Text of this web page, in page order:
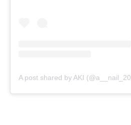
A post shared by AKI